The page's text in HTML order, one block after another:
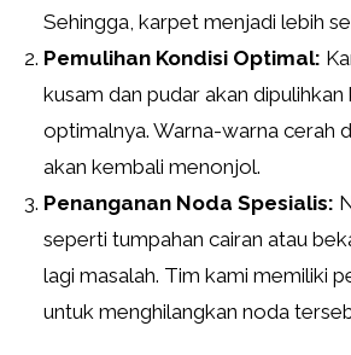
Sehingga, karpet menjadi lebih
Pemulihan Kondisi Optimal:
kusam dan pudar akan dipulihkan
optimalnya. Warna-warna cerah
akan kembali menonjol.
Penanganan Noda Spesialis:
seperti tumpahan cairan atau
lagi masalah. Tim kami memiliki
untuk menghilangkan noda